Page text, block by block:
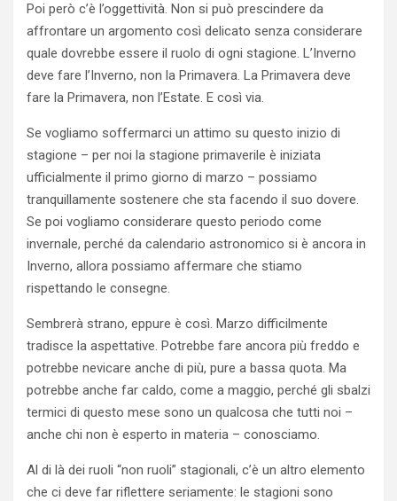
Poi però c’è l’oggettività. Non si può prescindere da
affrontare un argomento così delicato senza considerare
quale dovrebbe essere il ruolo di ogni stagione. L’Inverno
deve fare l’Inverno, non la Primavera. La Primavera deve
fare la Primavera, non l’Estate. E così via.
Se vogliamo soffermarci un attimo su questo inizio di
stagione – per noi la stagione primaverile è iniziata
ufficialmente il primo giorno di marzo – possiamo
tranquillamente sostenere che sta facendo il suo dovere.
Se poi vogliamo considerare questo periodo come
invernale, perché da calendario astronomico si è ancora in
Inverno, allora possiamo affermare che stiamo
rispettando le consegne.
Sembrerà strano, eppure è così. Marzo difficilmente
tradisce la aspettative. Potrebbe fare ancora più freddo e
potrebbe nevicare anche di più, pure a bassa quota. Ma
potrebbe anche far caldo, come a maggio, perché gli sbalzi
termici di questo mese sono un qualcosa che tutti noi –
anche chi non è esperto in materia – conosciamo.
Al di là dei ruoli “non ruoli” stagionali, c’è un altro elemento
che ci deve far riflettere seriamente: le stagioni sono